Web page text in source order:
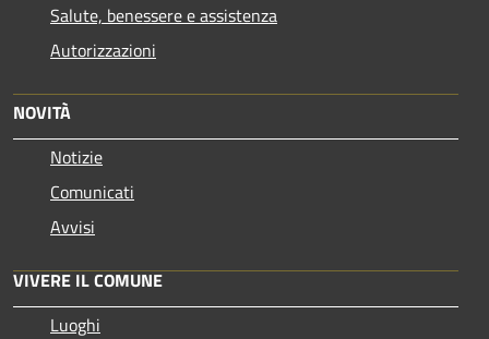
Salute, benessere e assistenza
Autorizzazioni
NOVITÀ
Notizie
Comunicati
Avvisi
VIVERE IL COMUNE
Luoghi